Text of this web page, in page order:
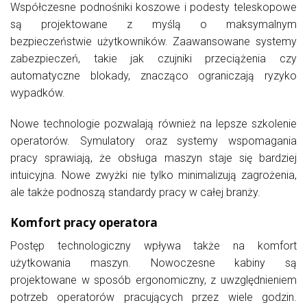
Współczesne podnośniki koszowe i podesty teleskopowe
są projektowane z myślą o maksymalnym
bezpieczeństwie użytkowników. Zaawansowane systemy
zabezpieczeń, takie jak czujniki przeciążenia czy
automatyczne blokady, znacząco ograniczają ryzyko
wypadków.
Nowe technologie pozwalają również na lepsze szkolenie
operatorów. Symulatory oraz systemy wspomagania
pracy sprawiają, że obsługa maszyn staje się bardziej
intuicyjna. Nowe zwyżki nie tylko minimalizują zagrożenia,
ale także podnoszą standardy pracy w całej branży.
Komfort pracy operatora
Postęp technologiczny wpływa także na komfort
użytkowania maszyn. Nowoczesne kabiny są
projektowane w sposób ergonomiczny, z uwzględnieniem
potrzeb operatorów pracujących przez wiele godzin.